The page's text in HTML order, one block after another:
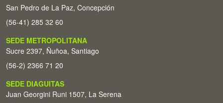
San Pedro de La Paz, Concepción
(56-41) 285 32 60
SEDE METROPOLITANA
Sucre 2397, Ñuñoa, Santiago
(56-2) 2366 71 20
SEDE DIAGUITAS
Juan Georgini Runi 1507, La Serena